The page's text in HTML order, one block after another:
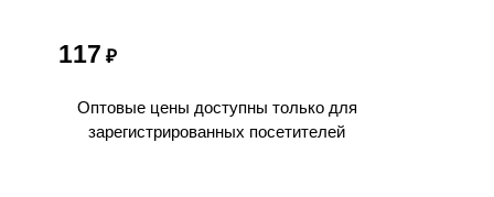
117 ₽
Оптовые цены доступны только для
зарегистрированных посетителей